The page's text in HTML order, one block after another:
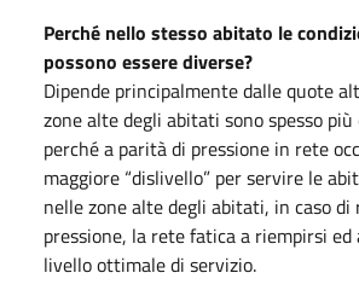
Perché nello stesso abitato le
possono essere diverse?
Dipende principalmente dalle quote
zone alte degli abitati sono spesso
perché a parità di pressione in rete
maggiore “dislivello” per servire le
nelle zone alte degli abitati, in caso di
pressione, la rete fatica a riempirsi
livello ottimale di servizio.